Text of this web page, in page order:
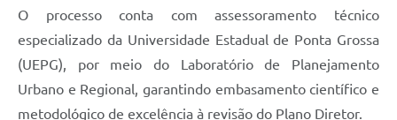
O processo conta com assessoramento técnico
especializado da Universidade Estadual de Ponta Grossa
(UEPG), por meio do Laboratório de Planejamento
Urbano e Regional, garantindo embasamento científico e
metodológico de excelência à revisão do Plano Diretor.